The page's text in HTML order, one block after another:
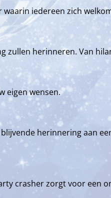
iedereen zich
zullen herinneren. Van
eigen wensen.
herinnering aan
crasher zorgt voor een